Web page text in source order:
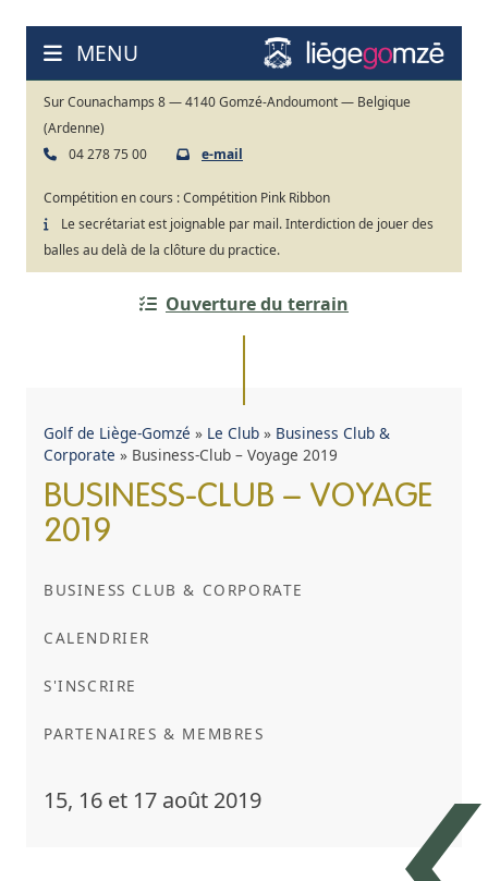
contenu
MENU
Sur Counachamps 8 — 4140 Gomzé-Andoumont — Belgique
(Ardenne)
04 278 75 00
e-mail
Compétition en cours :Compétition Pink Ribbon
Le secrétariat est joignable par mail. Interdiction de jouer des
balles au delà de la clôture du practice.
Ouverture du terrain
Golf de Liège-Gomzé » Le Club » Business Club &
Corporate » Business-Club – Voyage 2019
BUSINESS-CLUB – VOYAGE
2019
BUSINESS CLUB & CORPORATE
CALENDRIER
S'INSCRIRE
PARTENAIRES & MEMBRES
15, 16 et 17 août 2019